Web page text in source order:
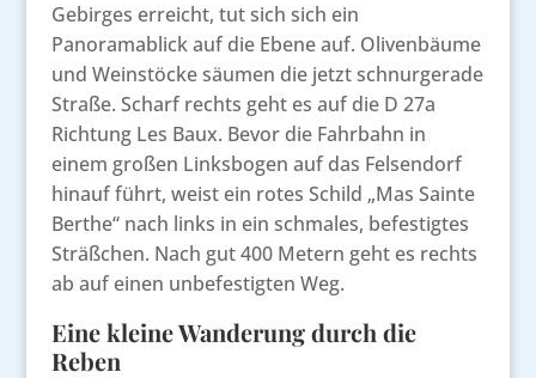
Gebirges erreicht, tut sich sich ein
Panoramablick auf die Ebene auf. Olivenbäume
und Weinstöcke säumen die jetzt schnurgerade
Straße. Scharf rechts geht es auf die D 27a
Richtung Les Baux. Bevor die Fahrbahn in
einem großen Linksbogen auf das Felsendorf
hinauf führt, weist ein rotes Schild „Mas Sainte
Berthe“ nach links in ein schmales, befestigtes
Sträßchen. Nach gut 400 Metern geht es rechts
ab auf einen unbefestigten Weg.
Eine kleine Wanderung durch die
Reben